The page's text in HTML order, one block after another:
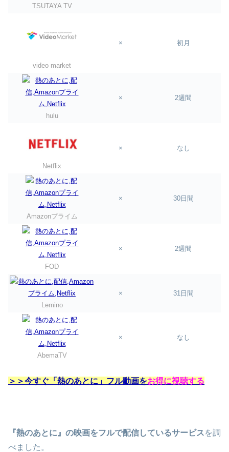
TSUTAYA TV
video market
× 初月
hulu
× 2週間
Netflix
× なし
Amazonプライム
× 30日間
FOD
× 2週間
Lemino
× 31日間
AbemaTV
× なし
＞＞今すぐ「熱のあとに」フル動画をお得に視聴する
『熱のあとに』の映画をフルで配信しているサービスを調
べました。